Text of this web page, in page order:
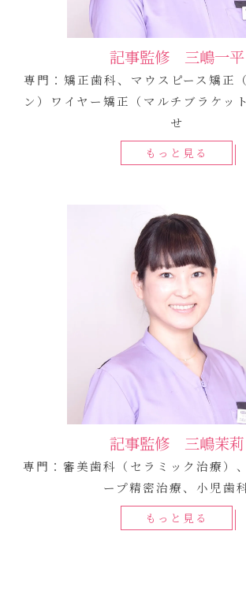
記事監修 三嶋一平
専門：矯正歯科、マウスピース矯正
ン）ワイヤー矯正（マルチブラケッ
せ
もっと見る
記事監修 三嶋茉莉
専門：審美歯科（セラミック治療）
ープ精密治療、小児歯
もっと見る